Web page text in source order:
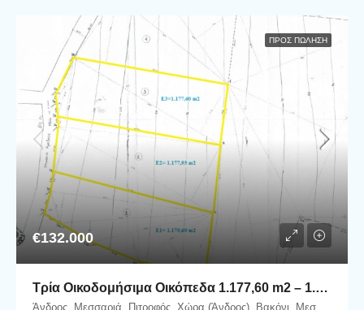
ΠΡΟΣ ΠΏΛΗΣΗ
€132.000
Τρία Οικοδομήσιμα Οικόπεδα 1.177,60 m2 – 1.177,93 m2 – 1.179,69 m2 στη θέση Βακόνι, εντός του Οικισμού Μεσαριάς–Αλαδινού.